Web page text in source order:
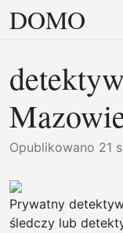
Przejdź
do
DOMO
Opublikowano 21
Prywatny
śledczy lub